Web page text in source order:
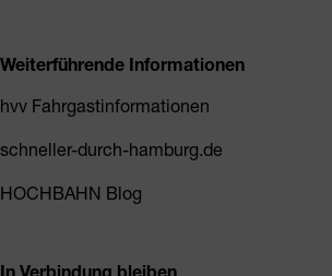
Weiterführende Informationen
hvv Fahrgastinformationen
schneller-durch-hamburg.de
HOCHBAHN Blog
In Verbindung bleiben